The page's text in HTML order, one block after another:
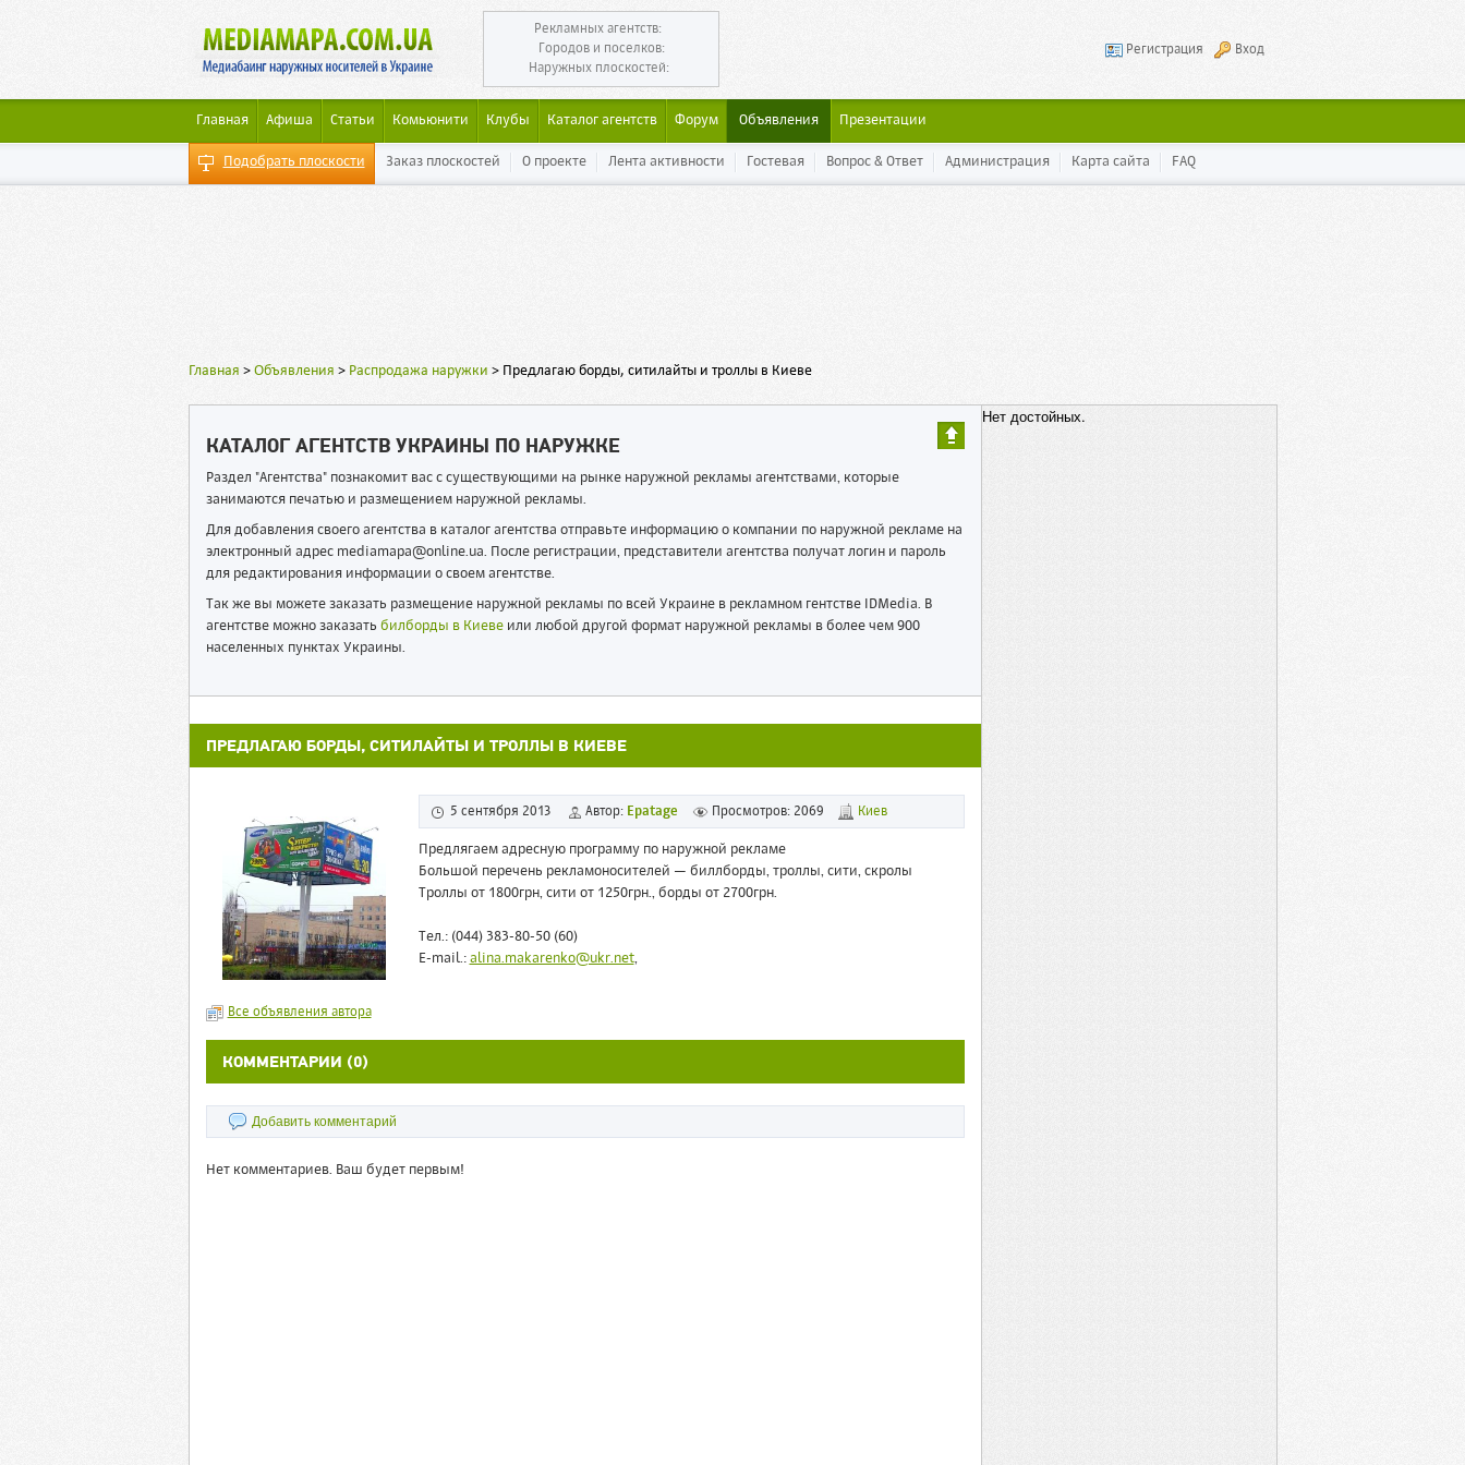
Рекламных агентств:
Городов и поселков:
Наружных плоскостей:
Регистрация Вход
Главная Афиша Статьи Комьюнити Клубы Каталог агентств Форум Объявления Презентации
Подобрать плоскости Заказ плоскостей О проекте Лента активности Гостевая Вопрос & Ответ Администрация Карта сайта FAQ
Главная > Объявления > Распродажа наружки > Предлагаю борды, ситилайты и троллы в Киеве
КАТАЛОГ АГЕНТСТВ УКРАИНЫ ПО НАРУЖКЕ
Раздел "Агентства" познакомит вас с существующими на рынке наружной рекламы агентствами, которые
занимаются печатью и размещением наружной рекламы.
Для добавления своего агентства в каталог агентства отправьте информацию о компании по наружной рекламе на
электронный адрес mediamapa@online.ua. После регистрации, представители агентства получат логин и пароль
для редактирования информации о своем агентстве.
Так же вы можете заказать размещение наружной рекламы по всей Украине в рекламном гентстве IDMedia. В
агентстве можно заказать билборды в Киевеили любой другой формат наружной рекламы в более чем 900
населенных пунктах Украины.
ПРЕДЛАГАЮ БОРДЫ, СИТИЛАЙТЫ И ТРОЛЛЫ В КИЕВЕ
Все объявления автора
5 сентября 2013 Автор: Epatage Просмотров: 2069 Киев
Предлягаем адресную программу по наружной рекламе
Большой перечень рекламоносителей — биллборды, троллы, сити, скролы
Троллы от 1800грн, сити от 1250грн., борды от 2700грн.
Тел.: (044) 383-80-50 (60)
E-mail.: alina.makarenko@ukr.net,
КОММЕНТАРИИ (0)
Добавить комментарий
Нет комментариев. Ваш будет первым!
Нет достойных.